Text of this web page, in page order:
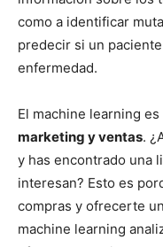
como a identificar
predecir si un
enfermedad.
El machine learning
marketing y ventas.
y has encontrado una
interesan? Esto es
compras y ofrecerte
machine learning